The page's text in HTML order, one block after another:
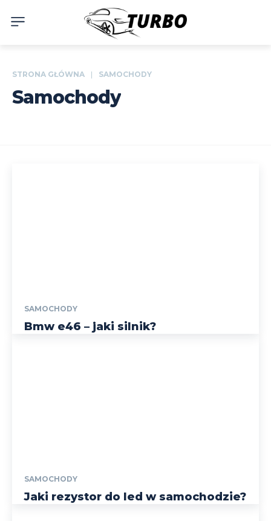
STRONA GŁÓWNA SAMOCHODY
Samochody
SAMOCHODY
Bmw e46 – jaki silnik?
SAMOCHODY
Jaki rezystor do led w samochodzie?